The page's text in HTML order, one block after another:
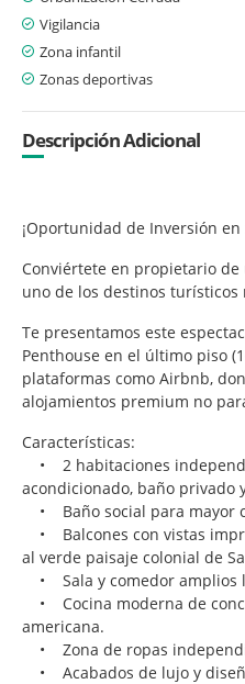
Vigilancia
Zona infantil
Zonas deportivas
Descripción Adicional
¡Oportunidad de Inversión
Conviértete en propietario
uno de los destinos
Te presentamos este
Penthouse en el último piso
plataformas como Airbnb,
alojamientos premium no
Características:
• 2 habitaciones
acondicionado, baño privado
• Baño social para mayor
• Balcones con vistas
al verde paisaje colonial de
• Sala y comedor amplios
• Cocina moderna de
americana.
• Zona de ropas
• Acabados de lujo y